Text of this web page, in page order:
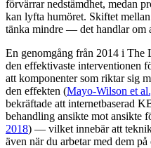
förvärrar nedstämdhet, medan
kan lyfta humöret. Skiftet
tänka mindre — det handlar om
En genomgång från 2014 i
den effektivaste interventionen
att komponenter som riktar sig
den effekten (Mayo-Wilson et
bekräftade att internetbaserad
behandling ansikte mot ansikte
2018) — vilket innebär att
även när du arbetar med dem på